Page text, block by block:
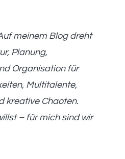
meinem Blog dreht
Planung,
Organisation für
Multitalente,
kreative Chaoten.
– für mich sind wir